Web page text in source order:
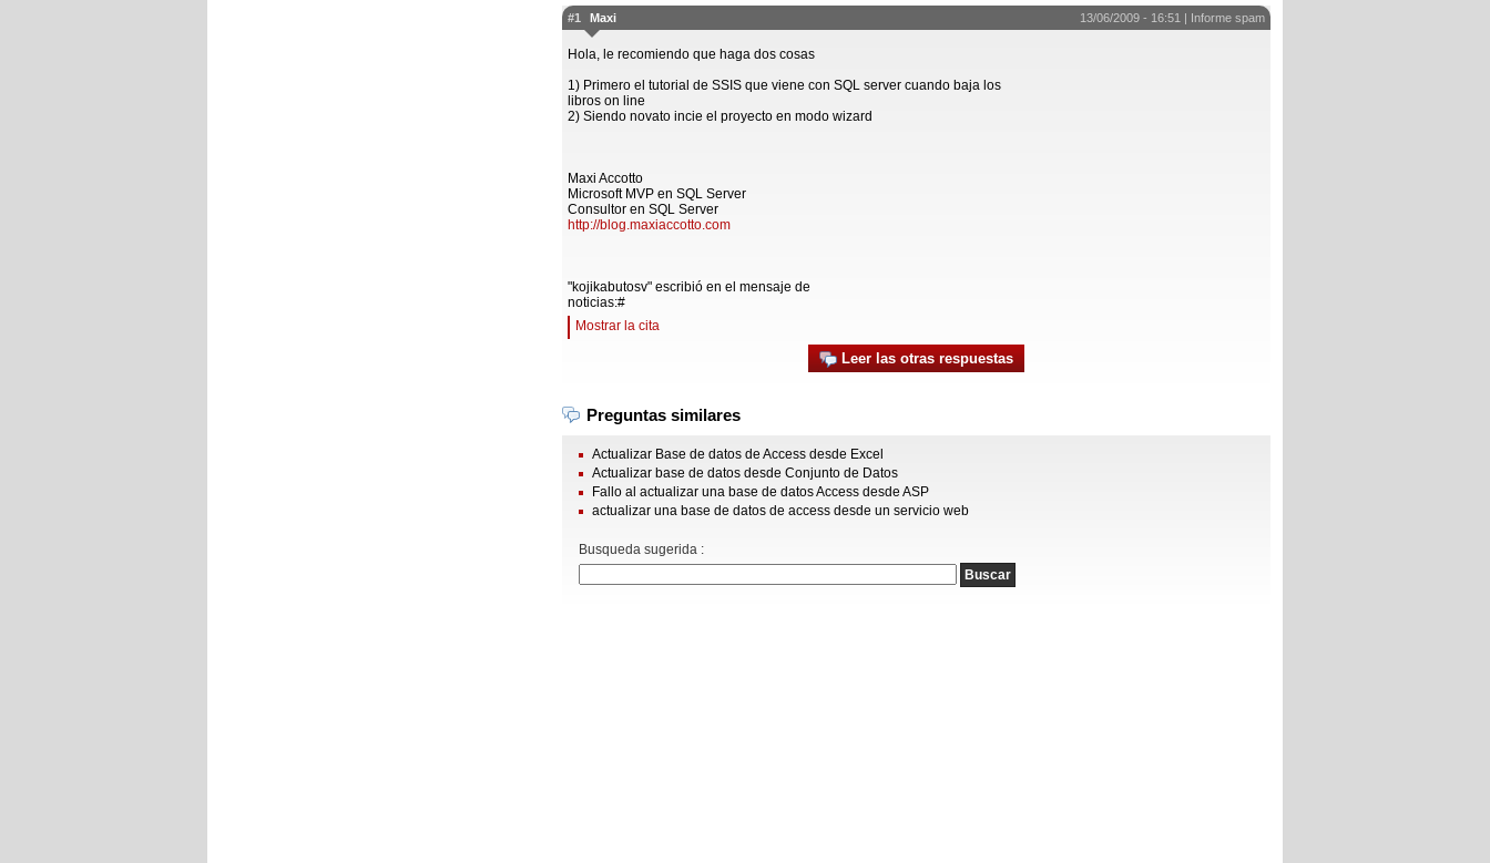
#1 Maxi 13/06/2009 - 16:51 | Informe spam
Hola, le recomiendo que haga dos cosas
1) Primero el tutorial de SSIS que viene con SQL server cuando baja los
libros on line
2) Siendo novato incie el proyecto en modo wizard
Maxi Accotto
Microsoft MVP en SQL Server
Consultor en SQL Server
http://blog.maxiaccotto.com
"kojikabutosv" escribió en el mensaje de
noticias:#
Mostrar la cita
Leer las otras respuestas
Preguntas similares
Actualizar Base de datos de Access desde Excel
Actualizar base de datos desde Conjunto de Datos
Fallo al actualizar una base de datos Access desde ASP
actualizar una base de datos de access desde un servicio web
Busqueda sugerida :